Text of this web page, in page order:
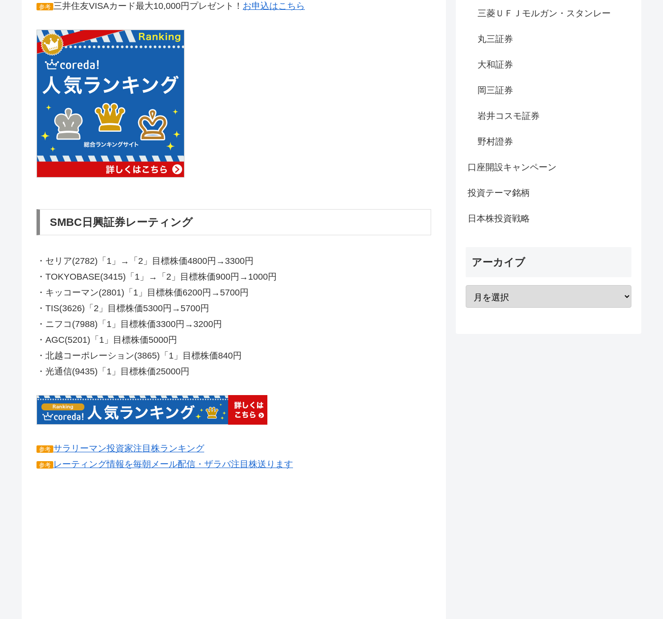
参考 三井住友VISAカード最大10,000円プレゼント！ お申込はこちら
SMBC日興証券レーティング
・セリア(2782)「1」→「2」目標株価4800円→3300円
・TOKYOBASE(3415)「1」→「2」目標株価900円→1000円
・キッコーマン(2801)「1」目標株価6200円→5700円
・TIS(3626)「2」目標株価5300円→5700円
・ニフコ(7988)「1」目標株価3300円→3200円
・AGC(5201)「1」目標株価5000円
・北越コーポレーション(3865)「1」目標株価840円
・光通信(9435)「1」目標株価25000円
参考 サラリーマン投資家注目株ランキング
参考 レーティング情報を毎朝メール配信・ザラバ注目株送ります
三菱ＵＦＪモルガン・スタンレー
丸三証券
大和証券
岡三証券
岩井コスモ証券
野村證券
口座開設キャンペーン
投資テーマ銘柄
日本株投資戦略
アーカイブ